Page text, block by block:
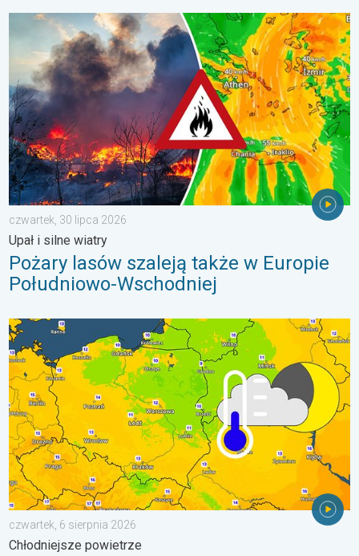
Pożary lasów szaleją także w Europie Południowo-
czwartek, 30 lipca 2026
Upał i silne wiatry
Pożary lasów szaleją także w Europie
Południowo-Wschodniej
Wracają rześkie noce. Chłodniejsze powietrze. . . czwartek, 6
czwartek, 6 sierpnia 2026
Chłodniejsze powietrze